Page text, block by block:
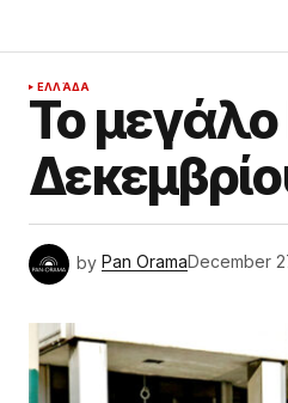
ΕΛΛΆΔΑ
Το μεγάλο
by Pan OramaDecember